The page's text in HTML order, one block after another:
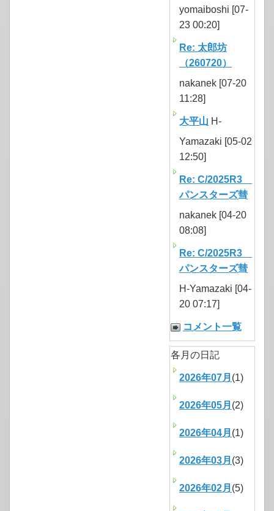
yomaiboshi [07-
23 00:20]
Re: 太郎坊
（260720）
nakanek [07-20
11:28]
大平山 H-
Yamazaki [05-02
12:50]
Re: C/2025R3
パンスターズ彗
nakanek [04-20
08:08]
Re: C/2025R3
パンスターズ彗
H-Yamazaki [04-
20 07:17]
コメント一覧
各月の日記
2026年07月 (1)
2026年05月 (2)
2026年04月 (1)
2026年03月 (3)
2026年02月 (5)